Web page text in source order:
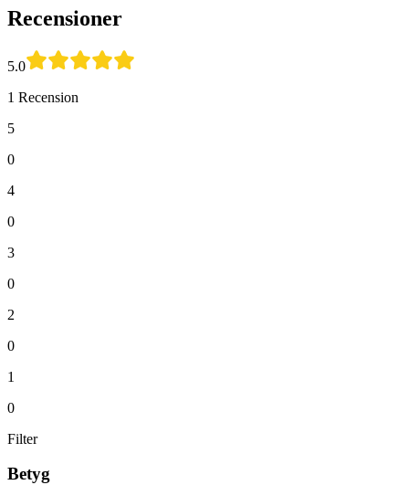
Recensioner
5.0
1 Recension
5
0
4
0
3
0
2
0
1
0
Filter
Betyg